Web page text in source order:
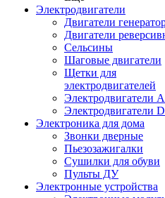
Электродвигатели
Двигатели
Двигатели
Сельсины
Шаговые двигатели
Щетки для
электродвигателей
Электродвигатели
Электродвигатели
Электроника для дома
Звонки дверные
Пьезозажигалки
Сушилки для обуви
Пульты ДУ
Электронные устройства